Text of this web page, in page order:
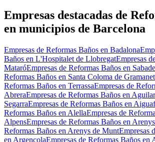
−
Empresas destacadas de
en municipios de Barcelona
Empresas de Reformas Baños en Badalona
Baños en L'Hospitalet de LlobregatEmpresas
MataróEmpresas de Reformas Baños en
Reformas Baños en Santa Coloma de Gramanet
Reformas Baños en TerrassaEmpresas de
AbreraEmpresas de Reformas Baños en
SegarraEmpresas de Reformas Baños en
Reformas Baños en AlellaEmpresas de
AlpensEmpresas de Reformas Baños en
Reformas Baños en Arenys de MuntEmpresas
en ArgençolaEmpresas de Reformas Baños en